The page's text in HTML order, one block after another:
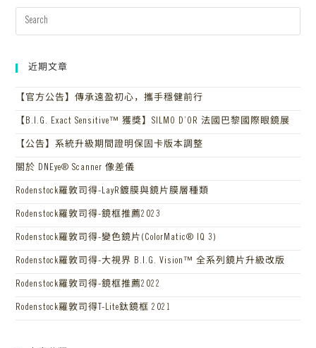
近期文章
【官方公告】傳承遠盈初心，攜手穩健前行
【B.I.G. Exact Sensitive™ 獲獎】SILMO D’OR 法國巴黎國際眼鏡展
【公告】系統升級期間證明保固卡版本調整
關於 DNEye® Scanner 像差儀
Rodenstock羅敦司得-LayR鍍膜與鏡片膜層種類
Rodenstock羅敦司得-鏡框推薦2023
Rodenstock羅敦司得-變色鏡片(ColorMatic® IQ 3)
Rodenstock羅敦司得-大視界 B.I.G. Vision™ 全系列鏡片升級改版
Rodenstock羅敦司得-鏡框推薦2022
Rodenstock羅敦司得T-Lite鈦鏡框 2021